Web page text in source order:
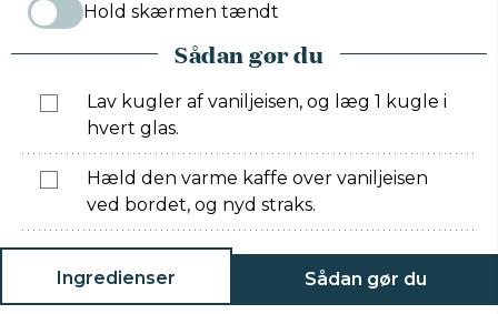
Hold skærmen tændt
Sådan gør du
Lav kugler af vaniljeisen, og læg 1 kugle i
hvert glas.
Hæld den varme kaffe over vaniljeisen
ved bordet, og nyd straks.
Ingredienser Sådan gør du